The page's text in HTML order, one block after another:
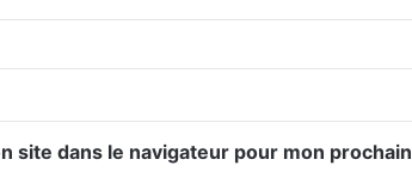
site dans le navigateur pour mon prochain